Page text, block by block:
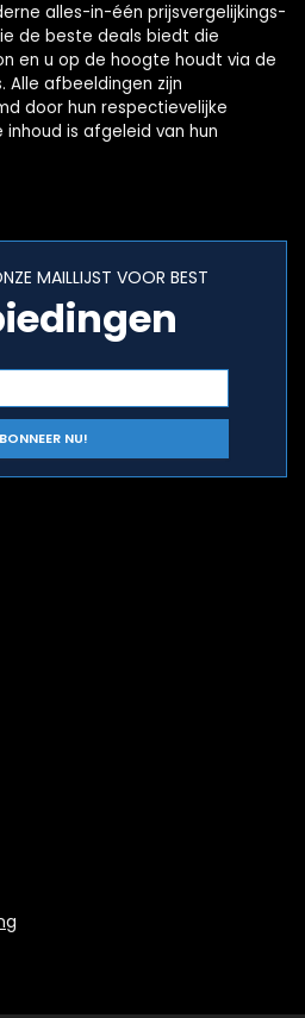
alles-in-één prijsvergelijkings-
de beste deals biedt die
en u op de hoogte houdt via de
afbeeldingen zijn
door hun respectievelijke
is afgeleid van hun
MAILLIJST VOOR BEST